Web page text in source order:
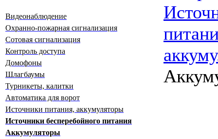
Видеонаблюдение
Охранно-пожарная сигнализация
Сотовая сигнализация
Контроль доступа
Домофоны
Шлагбаумы
Турникеты, калитки
Автоматика для ворот
Источники питания, аккумуляторы
Источники бесперебойного питания
Аккумуляторы